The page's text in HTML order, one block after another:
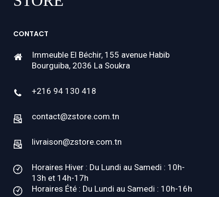
CONTACT
Immeuble El Béchir, 155 avenue Habib
Bourguiba, 2036 La Soukra
+216 94 130 418
contact@zstore.com.tn
livraison@zstore.com.tn
Horaires Hiver : Du Lundi au Samedi : 10h-
13h et 14h-17h
Horaires Été : Du Lundi au Samedi : 10h-16h